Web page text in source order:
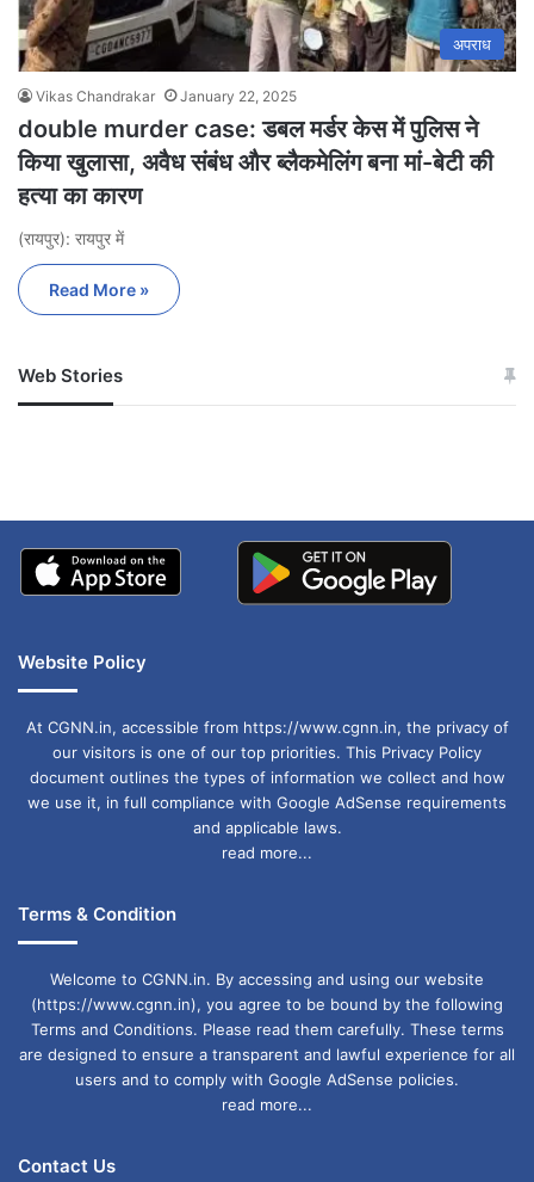
अपराध
Vikas Chandrakar January 22, 2025
double murder case: डबल मर्डर केस में पुलिस ने
किया खुलासा, अवैध संबंध और ब्लैकमेलिंग बना मां-बेटी की
हत्या का कारण
(रायपुर): रायपुर में
Read More »
Web Stories
जम्मू-कश्मीर में बारिश से
अपडेट
खाई में धक्का… आरोपियों ने
Website Policy
At CGNN.in, accessible from https://www.cgnn.in, the privacy of
our visitors is one of our top priorities. This Privacy Policy
document outlines the types of information we collect and how
we use it, in full compliance with Google AdSense requirements
and applicable laws.
read more...
Terms & Condition
Welcome to CGNN.in. By accessing and using our website
(https://www.cgnn.in), you agree to be bound by the following
Terms and Conditions. Please read them carefully. These terms
are designed to ensure a transparent and lawful experience for all
users and to comply with Google AdSense policies.
read more...
Contact Us